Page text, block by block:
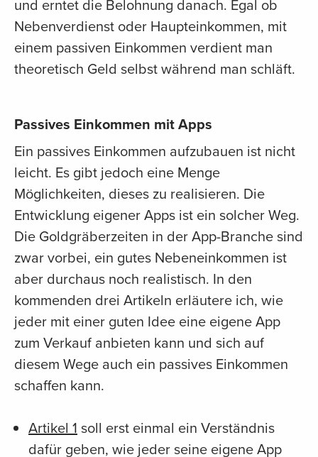
und erntet die Belohnung danach. Egal ob
Nebenverdienst oder Haupteinkommen, mit
einem passiven Einkommen verdient man
theoretisch Geld selbst während man schläft.
Passives Einkommen mit Apps
Ein passives Einkommen aufzubauen ist nicht
leicht. Es gibt jedoch eine Menge
Möglichkeiten, dieses zu realisieren. Die
Entwicklung eigener Apps ist ein solcher Weg.
Die Goldgräberzeiten in der App-Branche sind
zwar vorbei, ein gutes Nebeneinkommen ist
aber durchaus noch realistisch. In den
kommenden drei Artikeln erläutere ich, wie
jeder mit einer guten Idee eine eigene App
zum Verkauf anbieten kann und sich auf
diesem Wege auch ein passives Einkommen
schaffen kann.
Artikel 1soll erst einmal ein Verständnis
dafür geben, wie jeder seine eigene App